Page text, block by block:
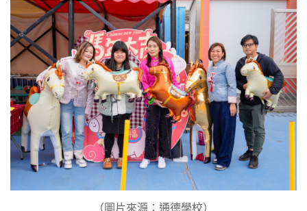
（圖片來源：通德學校）